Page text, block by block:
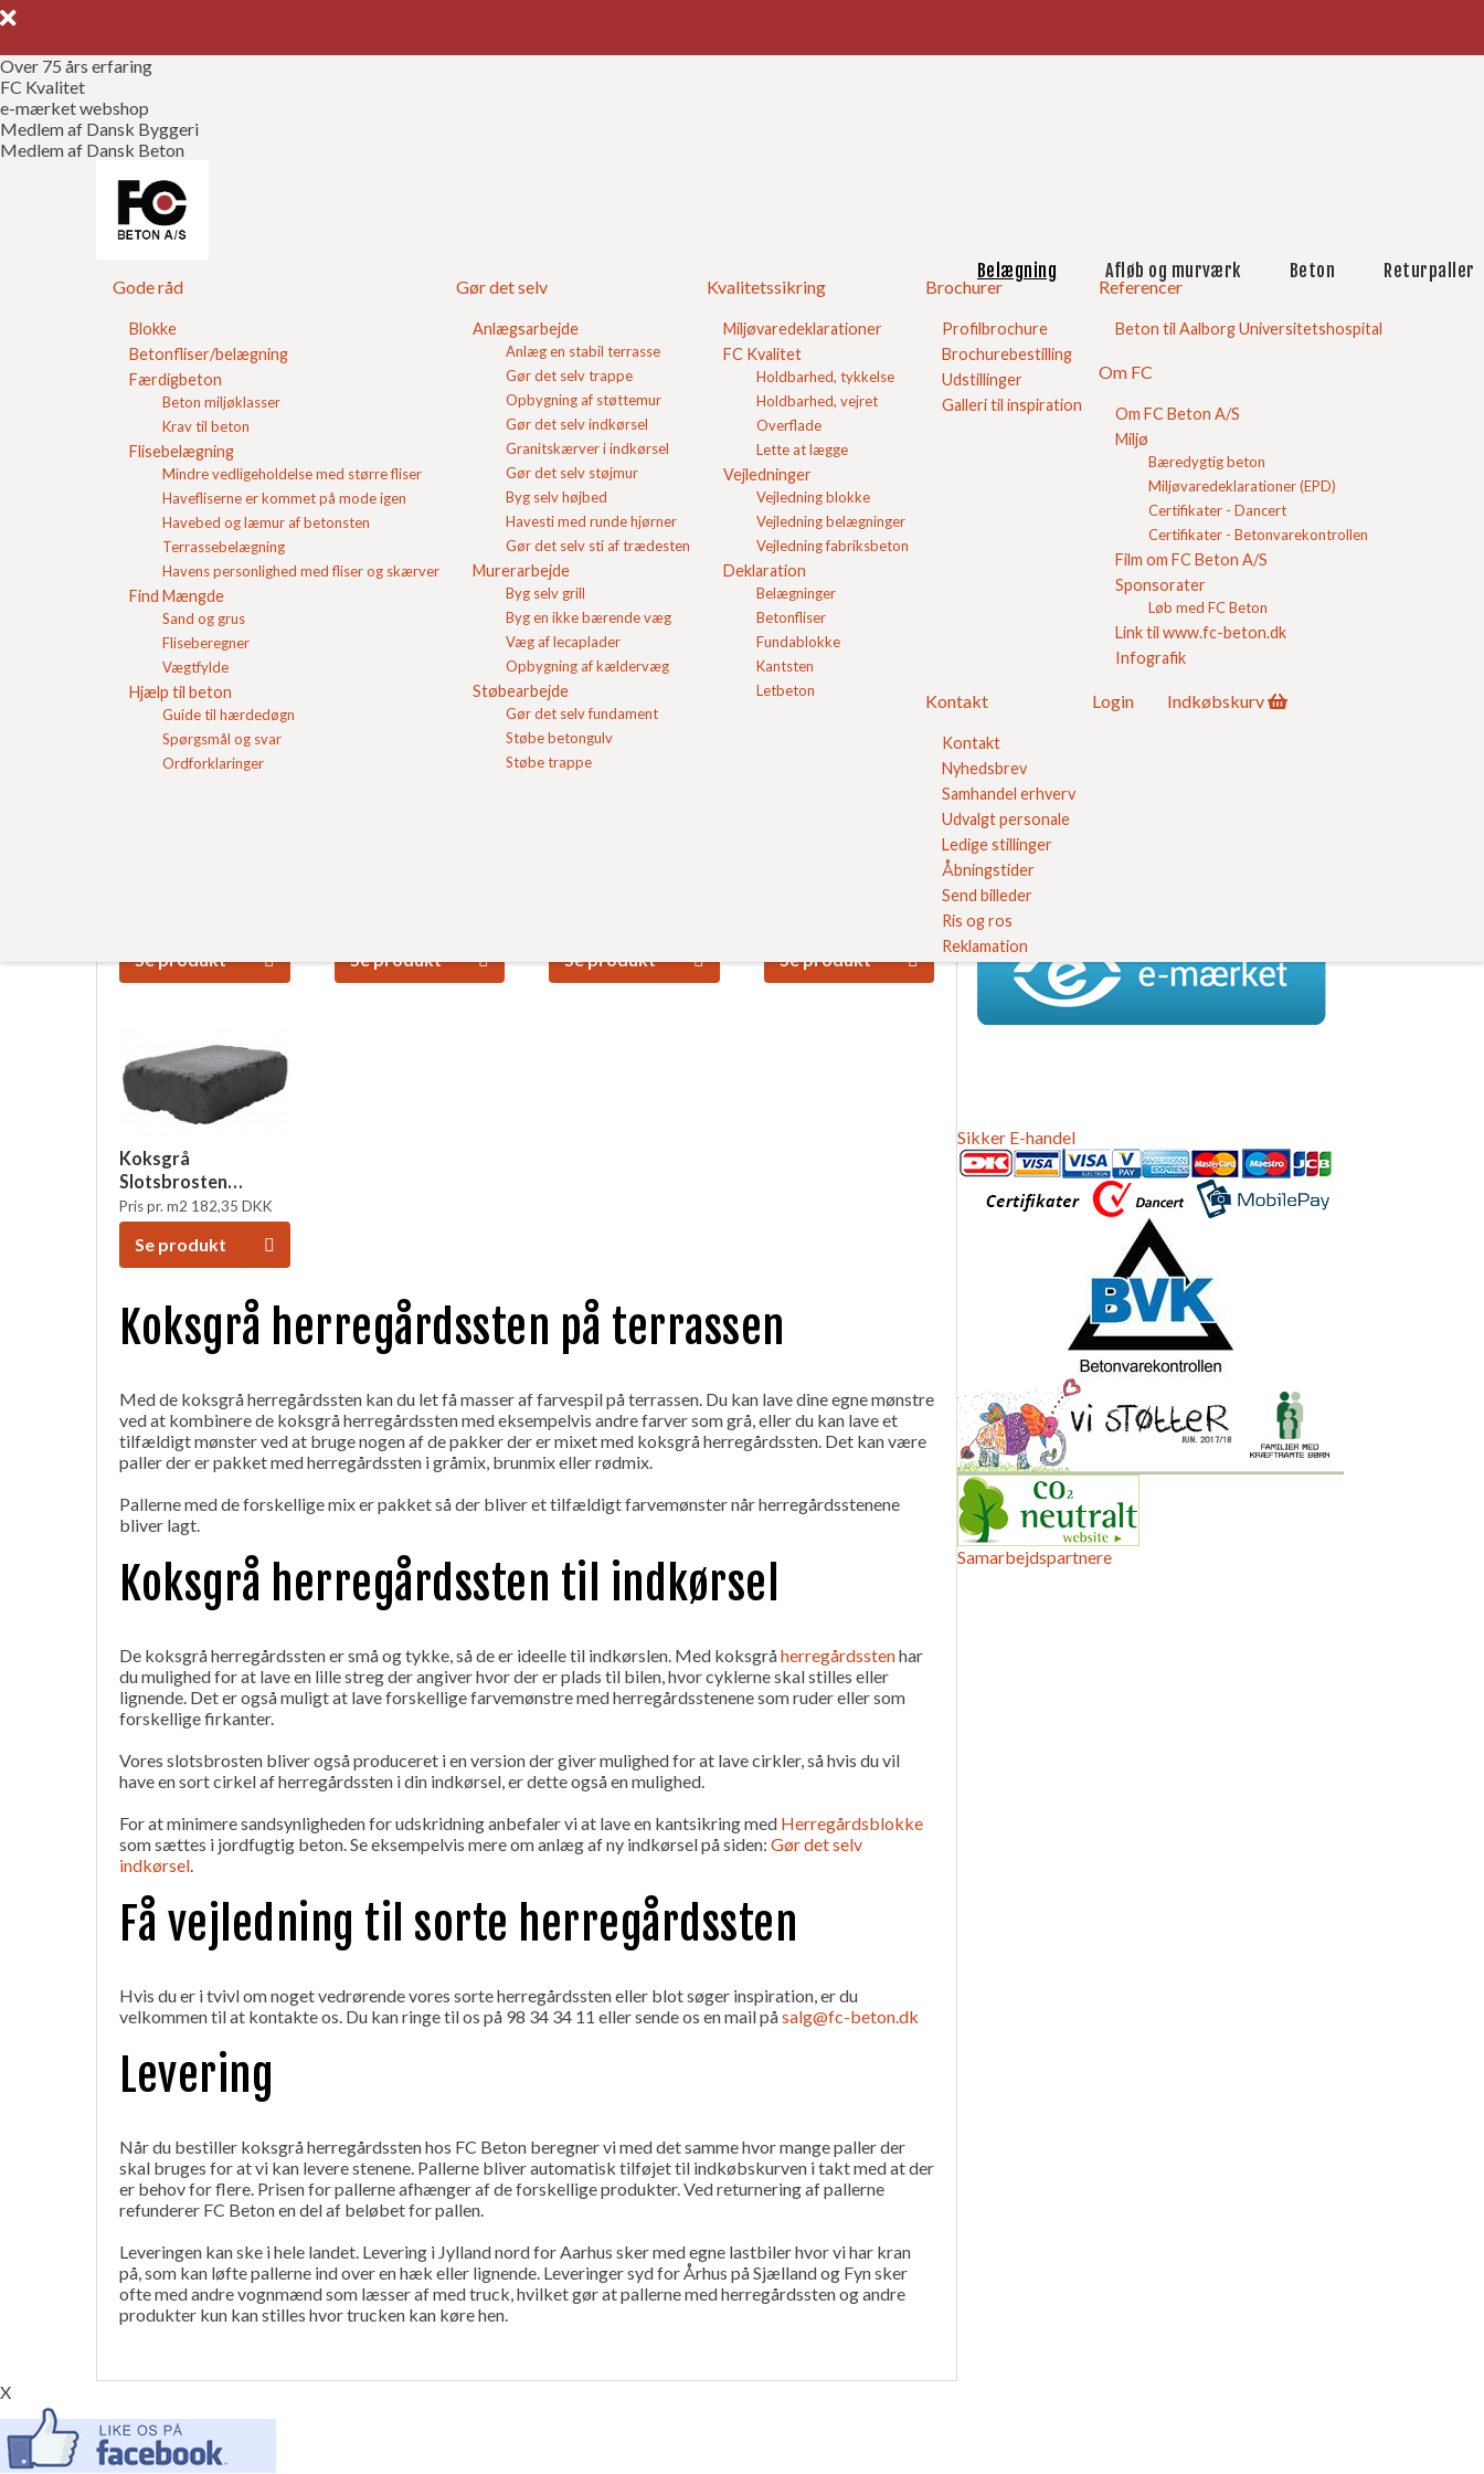
Over 75 års erfaring
FC Kvalitet
e-mærket webshop
Medlem af Dansk Byggeri
Medlem af Dansk Beton
Gode råd
Blokke
Betonfliser/belægning
Færdigbeton
Beton miljøklasser
Krav til beton
Flisebelægning
Mindre vedligeholdelse med større fliser
Havefliserne er kommet på mode igen
Havebed og læmur af betonsten
Terrassebelægning
Havens personlighed med fliser og skærver
Find Mængde
Sand og grus
Fliseberegner
Vægtfylde
Hjælp til beton
Guide til hærdedøgn
Spørgsmål og svar
Ordforklaringer
Gør det selv
Anlægsarbejde
Anlæg en stabil terrasse
Gør det selv trappe
Opbygning af støttemur
Gør det selv indkørsel
Granitskærver i indkørsel
Gør det selv støjmur
Byg selv højbed
Havesti med runde hjørner
Gør det selv sti af trædesten
Murerarbejde
Byg selv grill
Byg en ikke bærende væg
Væg af lecaplader
Opbygning af kældervæg
Støbearbejde
Gør det selv fundament
Støbe betongulv
Støbe trappe
Kvalitetssikring
Miljøvaredeklarationer
FC Kvalitet
Holdbarhed, tykkelse
Holdbarhed, vejret
Overflade
Lette at lægge
Vejledninger
Vejledning blokke
Vejledning belægninger
Vejledning fabriksbeton
Deklaration
Belægninger
Betonfliser
Fundablokke
Kantsten
Letbeton
Brochurer
Profilbrochure
Brochurebestilling
Udstillinger
Galleri til inspiration
Referencer
Beton til Aalborg Universitetshospital
Om FC
Om FC Beton A/S
Miljø
Bæredygtig beton
Miljøvaredeklarationer (EPD)
Certifikater - Dancert
Certifikater - Betonvarekontrollen
Film om FC Beton A/S
Sponsorater
Løb med FC Beton
Link til www.fc-beton.dk
Infografik
Kontakt
Kontakt
Nyhedsbrev
Samhandel erhverv
Udvalgt personale
Ledige stillinger
Åbningstider
Send billeder
Ris og ros
Reklamation
Login Indkøbskurv
Belægning Afløb og murværk Beton Returpaller
Sorte herregårdssten
Hos FC Beton A/S forhandler vi koksgrå herregårdssten
. Her kalder vi dem bare ikke herregårdssten, men
Ja kært barn har mange navne, men for at prøve at generalisere lidt, prøver vi her at kalde alle disse typer af
belægningssten
for herregårdssten. Leder du efter koksgrå herregårdssten kan du se her hvilke produkter du
kan købe hos FC Beton A/S.
Gråmix
Slotsbrosten
m/slået kant
14x21x6 -
Pris pr. m2 158,83
Se produkt
Rødmix
Slotsbrosten
m/slået kant
14x21x6
Pris pr. m2
Se produkt
Brunmix
Herregårdssten
m/slået kant
14x21x6
Pris pr. m2182,35
Se produkt
Se produkt Se produkt Se produkt Se produkt
Koksgrå
Slotsbrosten
m/slået kant
14x21x6
Pris pr. m2 182,35 DKK
Se produkt
Koksgrå herregårdssten på terrassen
Med de koksgrå herregårdssten kan du let få masser af farvespil på terrassen. Du kan lave dine egne mønstre
ved at kombinere de koksgrå herregårdssten med eksempelvis andre farver som grå, eller du kan lave et
tilfældigt mønster ved at bruge nogen af de pakker der er mixet med koksgrå herregårdssten. Det kan være
paller der er pakket med herregårdssten i gråmix, brunmix eller rødmix.
Pallerne med de forskellige mix er pakket så der bliver et tilfældigt farvemønster når herregårdsstenene
bliver lagt.
Koksgrå herregårdssten til indkørsel
De koksgrå herregårdssten er små og tykke, så de er ideelle til indkørslen. Med koksgråherregårdsstenhar
du mulighed for at lave en lille streg der angiver hvor der er plads til bilen, hvor cyklerne skal stilles eller
lignende. Det er også muligt at lave forskellige farvemønstre med herregårdsstenene som ruder eller som
forskellige firkanter.
Vores slotsbrosten bliver også produceret i en version der giver mulighed for at lave cirkler, så hvis du vil
have en sort cirkel af herregårdssten i din indkørsel, er dette også en mulighed.
For at minimere sandsynligheden for udskridning anbefaler vi at lave en kantsikring med Herregårdsblokke
som sættes i jordfugtig beton. Se eksempelvis mere om anlæg af ny indkørsel på siden: Gør det selv
indkørsel.
Få vejledning til sorte herregårdssten
Hvis du er i tvivl om noget vedrørende vores sorte herregårdssten eller blot søger inspiration, er du
velkommen til at kontakte os. Du kan ringe til os på 98 34 34 11 eller sende os en mail påsalg@fc-beton.dk
Levering
Når du bestiller koksgrå herregårdssten hos FC Beton beregner vi med det samme hvor mange paller der
skal bruges for at vi kan levere stenene. Pallerne bliver automatisk tilføjet til indkøbskurven i takt med at der
er behov for flere. Prisen for pallerne afhænger af de forskellige produkter. Ved returnering af pallerne
refunderer FC Beton en del af beløbet for pallen.
Leveringen kan ske i hele landet. Levering i Jylland nord for Aarhus sker med egne lastbiler hvor vi har kran
på, som kan løfte pallerne ind over en hæk eller lignende. Leveringer syd for Århus på Sjælland og Fyn sker
ofte med andre vognmænd som læsser af med truck, hvilket gør at pallerne med herregårdssten og andre
produkter kun kan stilles hvor trucken kan køre hen.
Herregårdssten 7 cm
Halve Herregårdssten
Herregårdsblokke
Herregårdssten med fas
Herregårdssten med skarp kant
Gule belægningssten
Røde belægningssten
Sorte belægningssten
Kløversten
FC-Kaluk
Betonfliser
FC belægning
FC Kvalitet
Se vores kvalitetssikring her
Sikker E-handel
Samarbejdspartnere
X